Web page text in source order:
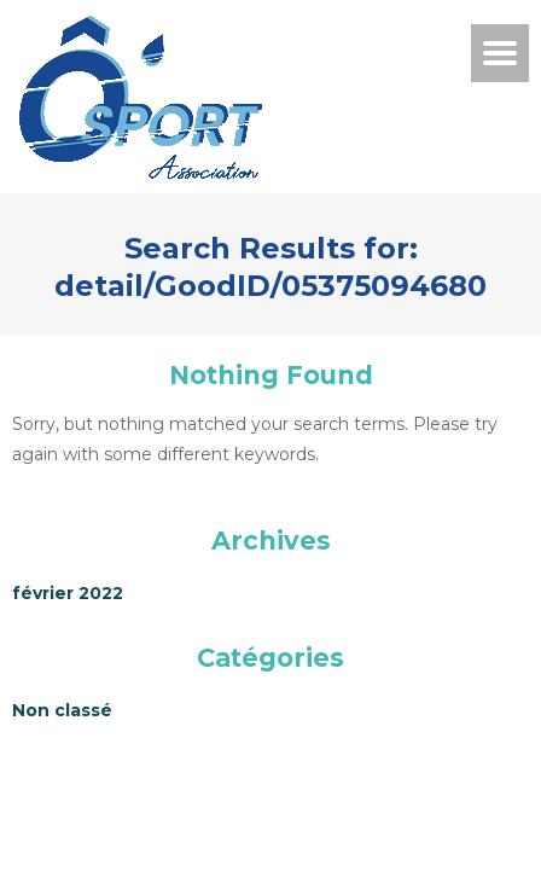
Search Results for:
detail/GoodID/05375094680
Nothing Found
Sorry, but nothing matched your search terms. Please try
again with some different keywords.
Archives
février 2022
Catégories
Non classé